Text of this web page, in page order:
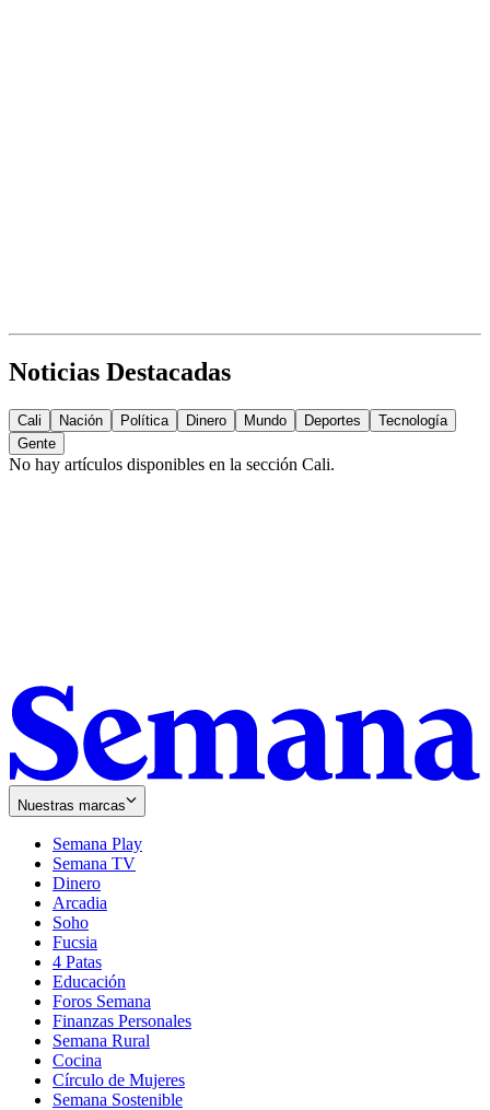
Noticias Destacadas
Cali Nación Política Dinero Mundo Deportes
Tecnología
Gente
No hay artículos disponibles en la sección Cali.
Nuestras marcas
Semana Play
Semana TV
Dinero
Arcadia
Soho
in
new
window
Fucsia
in
new
window
4 Patas
Educación
Foros Semana
Finanzas Personales
Semana Rural
Cocina
Círculo de Mujeres
Semana Sostenible